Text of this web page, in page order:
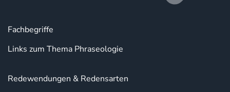
Fachbegriffe
Links zum Thema Phraseologie
Redewendungen & Redensarten